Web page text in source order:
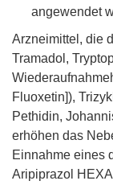
angewendet
Arzneimittel, die
Tramadol,
Fluoxetin]),
Pethidin,
erhöhen das
Einnahme eines
Aripiprazol